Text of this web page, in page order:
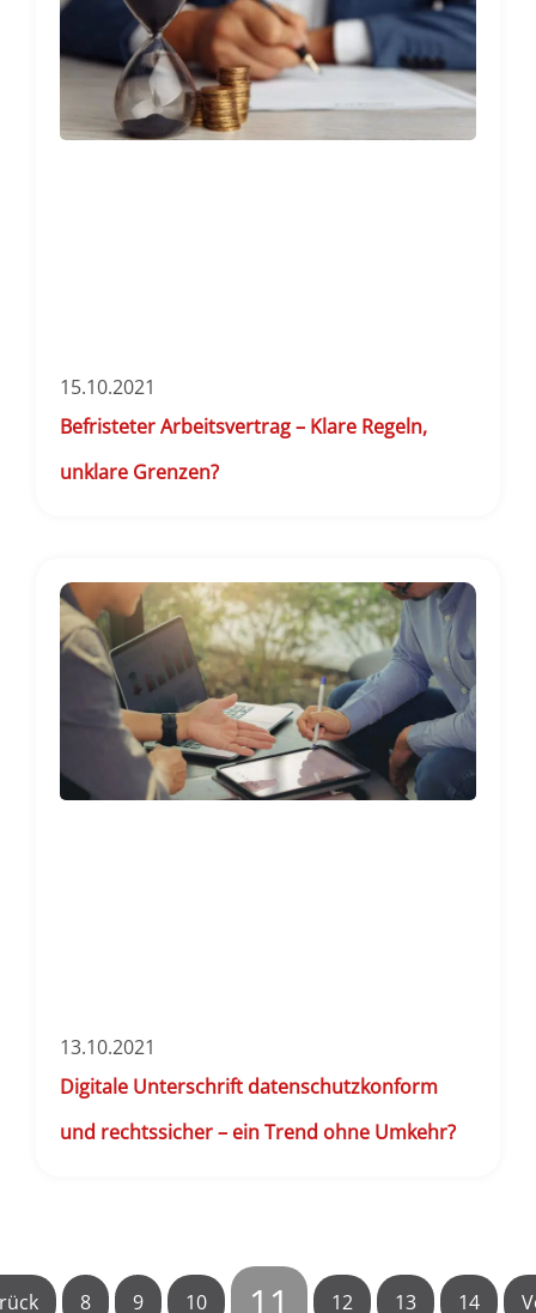
15.10.2021
Befristeter Arbeitsvertrag – Klare Regeln,
unklare Grenzen?
13.10.2021
Digitale Unterschrift datenschutzkonform
und rechtssicher – ein Trend ohne Umkehr?
8 9 10 11 12 13 14